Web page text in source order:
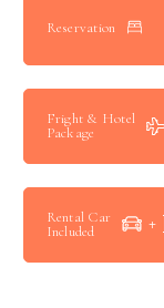
Reservation
Fright & Hotel
Package
Rental Car
Included